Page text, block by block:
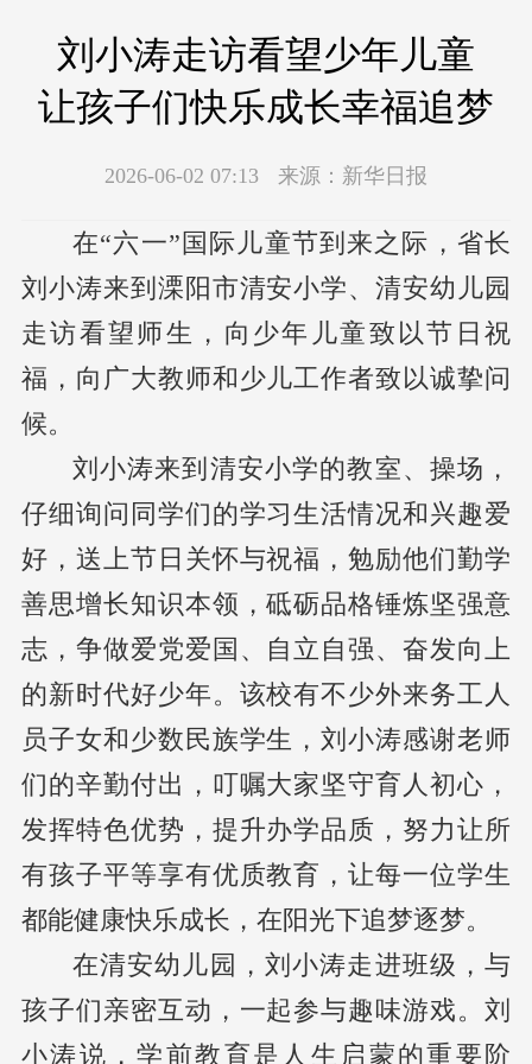
刘小涛走访看望少年儿童
让孩子们快乐成长幸福追梦
2026-06-02 07:13 来源： 新华日报
在“六一”国际儿童节到来之际，省长
刘小涛来到溧阳市清安小学、清安幼儿园
走访看望师生，向少年儿童致以节日祝
福，向广大教师和少儿工作者致以诚挚问
候。
刘小涛来到清安小学的教室、操场，
仔细询问同学们的学习生活情况和兴趣爱
好，送上节日关怀与祝福，勉励他们勤学
善思增长知识本领，砥砺品格锤炼坚强意
志，争做爱党爱国、自立自强、奋发向上
的新时代好少年。该校有不少外来务工人
员子女和少数民族学生，刘小涛感谢老师
们的辛勤付出，叮嘱大家坚守育人初心，
发挥特色优势，提升办学品质，努力让所
有孩子平等享有优质教育，让每一位学生
都能健康快乐成长，在阳光下追梦逐梦。
在清安幼儿园，刘小涛走进班级，与
孩子们亲密互动，一起参与趣味游戏。刘
小涛说，学前教育是人生启蒙的重要阶